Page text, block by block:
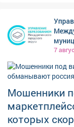
7
Мошенники
которых